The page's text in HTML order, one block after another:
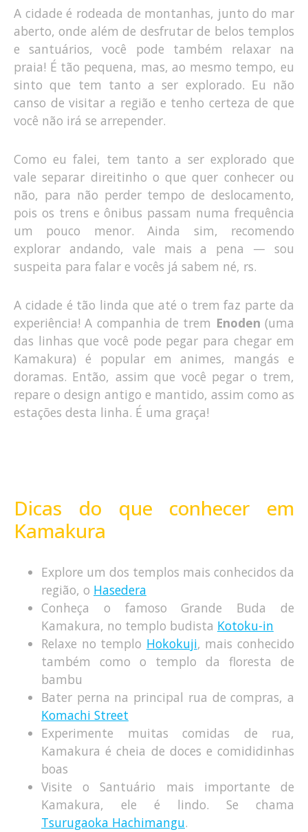
A cidade é rodeada de montanhas, junto do mar
aberto, onde além de desfrutar de belos templos
e santuários, você pode também relaxar na
praia! É tão pequena, mas, ao mesmo tempo, eu
sinto que tem tanto a ser explorado. Eu não
canso de visitar a região e tenho certeza de que
você não irá se arrepender.
Como eu falei, tem tanto a ser explorado que
vale separar direitinho o que quer conhecer ou
não, para não perder tempo de deslocamento,
pois os trens e ônibus passam numa frequência
um pouco menor. Ainda sim, recomendo
explorar andando, vale mais a pena — sou
suspeita para falar e vocês já sabem né, rs.
A cidade é tão linda que até o trem faz parte da
experiência! A companhia de trem Enoden (uma
das linhas que você pode pegar para chegar em
Kamakura) é popular em animes, mangás e
doramas. Então, assim que você pegar o trem,
repare o design antigo e mantido, assim como as
estações desta linha. É uma graça!
Dicas do que conhecer em
Kamakura
Explore um dos templos mais conhecidos da
região, o Hasedera
Conheça o famoso Grande Buda de
Kamakura, no templo budista Kotoku-in
Relaxe no templo Hokokuji, mais conhecido
também como o templo da floresta de
bambu
Bater perna na principal rua de compras, a
Komachi Street
Experimente muitas comidas de rua,
Kamakura é cheia de doces e comididinhas
boas
Visite o Santuário mais importante de
Kamakura, ele é lindo. Se chama
Tsurugaoka Hachimangu.